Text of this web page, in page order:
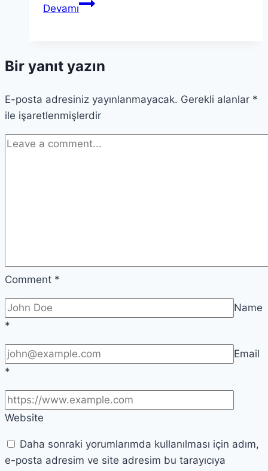
Devamı
Değişikliği
Araçları
Bir yanıt yazın
E-posta adresiniz yayınlanmayacak. Gerekli alanlar *
ile işaretlenmişlerdir
Comment *
Name
*
Email
*
Website
Daha sonraki yorumlarımda kullanılması için adım,
e-posta adresim ve site adresim bu tarayıcıya